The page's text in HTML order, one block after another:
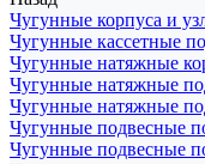
Чугунные корпуса и
Чугунные кассетные
Чугунные натяжные
Чугунные натяжные
Чугунные натяжные
Чугунные подвесные
Чугунные подвесные